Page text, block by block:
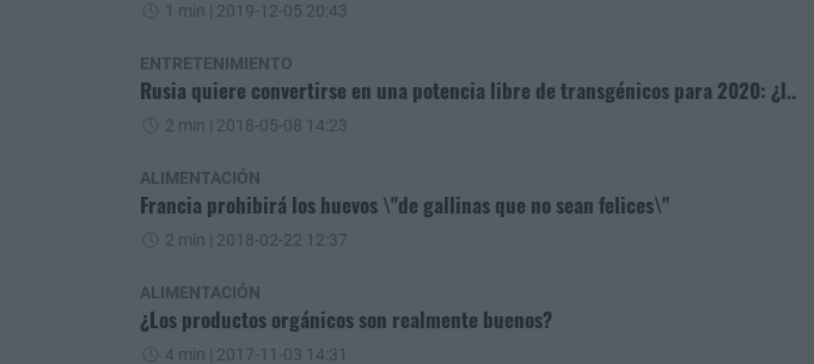
1 min | 2019-12-05 20:43
ENTRETENIMIENTO
Rusia quiere convertirse en una potencia libre de transgénicos para 2020: ¿l..
2 min | 2018-05-08 14:23
ALIMENTACIÓN
Francia prohibirá los huevos \"de gallinas que no sean felices\"
2 min | 2018-02-22 12:37
ALIMENTACIÓN
¿Los productos orgánicos son realmente buenos?
4 min | 2017-11-03 14:31